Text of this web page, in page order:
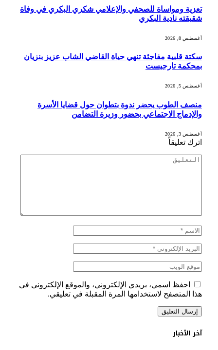
تعزية ومواساة للصحفي والإعلامي شكري البكري في وفاة
شقيقته نادية البكري
أغسطس 8, 2026
سكتة قلبية مفاجئة تنهي حياة القاضي الشاب عزيز بنزيان
بمحكمة تارجيست
أغسطس 5, 2026
منصف الطوب يحضر ندوة بتطوان حول قضايا الأسرة
والإدماج الاجتماعي بحضور وزيرة التضامن
أغسطس 3, 2026
اترك تعليقاً
احفظ اسمي، بريدي الإلكتروني، والموقع الإلكتروني في
هذا المتصفح لاستخدامها المرة المقبلة في تعليقي.
آخر الأخبار